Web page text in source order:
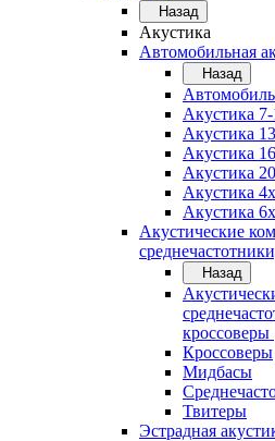
Назад
Акустика
Автомобильная
Назад
Акустика
Акустика
Акустика
Акустика
Акустика
Акустика
Акустические
Назад
кроссоверы
Кроссоверы
Мидбасы
Твитеры
Эстрадная